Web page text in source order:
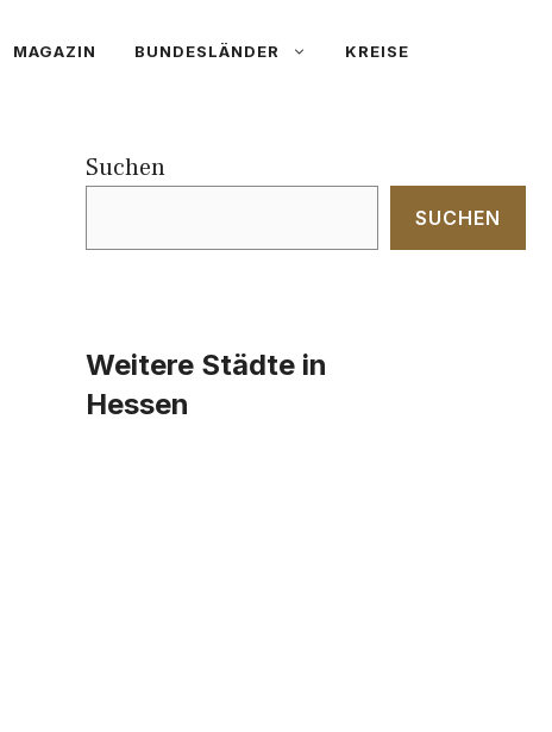
MAGAZIN BUNDESLÄNDER KREISE
Suchen
SUCHEN
Weitere Städte in
Hessen